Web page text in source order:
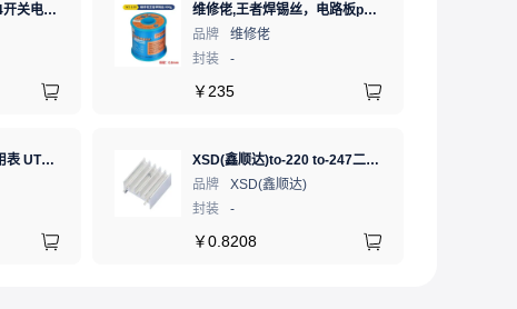
MW(明纬)LRS-350-24开关电源直流DC稳压变压器监控24V 14.6A
维修佬,王者焊锡丝，电路板pcb焊接锡线，0.8mm800g,1个
品牌
维修佬
封装
-
￥ 235
优利德 数字式手持万用表 UT890C NCV;三极管测试;二极管测试;火线辨别;真有效值;通断测试
XSD(鑫顺达)to-220 to-247二极管铝型材散热片23.5*16*25 本色双针大功率电子散热器（可定制）
品牌
XSD(鑫顺达)
封装
-
￥0.8208